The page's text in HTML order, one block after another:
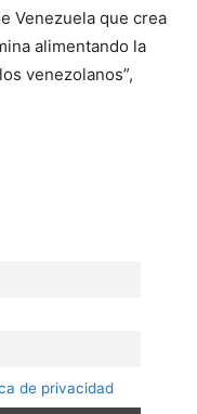
Venezuela que crea
alimentando la
venezolanos”,
de privacidad